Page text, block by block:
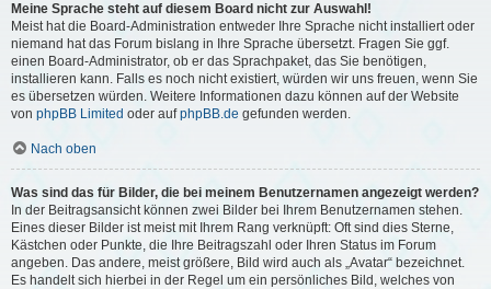
Meine Sprache steht auf diesem Board nicht zur Auswahl!
Meist hat die Board-Administration entweder Ihre Sprache nicht installiert oder
niemand hat das Forum bislang in Ihre Sprache übersetzt. Fragen Sie ggf.
einen Board-Administrator, ob er das Sprachpaket, das Sie benötigen,
installieren kann. Falls es noch nicht existiert, würden wir uns freuen, wenn Sie
es übersetzen würden. Weitere Informationen dazu können auf der Website
von phpBB Limited oder aufphpBB.de gefunden werden.
Nach oben
Was sind das für Bilder, die bei meinem Benutzernamen angezeigt werden?
In der Beitragsansicht können zwei Bilder bei Ihrem Benutzernamen stehen.
Eines dieser Bilder ist meist mit Ihrem Rang verknüpft: Oft sind dies Sterne,
Kästchen oder Punkte, die Ihre Beitragszahl oder Ihren Status im Forum
angeben. Das andere, meist größere, Bild wird auch als „Avatar“ bezeichnet.
Es handelt sich hierbei in der Regel um ein persönliches Bild, welches von